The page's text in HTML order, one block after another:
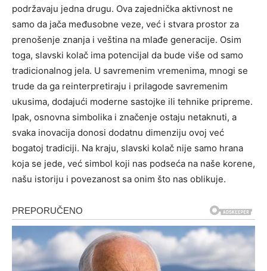
podržavaju jedna drugu. Ova zajednička aktivnost ne
samo da jača međusobne veze, već i stvara prostor za
prenošenje znanja i veština na mlađe generacije. Osim
toga, slavski kolač ima potencijal da bude više od samo
tradicionalnog jela. U savremenim vremenima, mnogi se
trude da ga reinterpretiraju i prilagode savremenim
ukusima, dodajući moderne sastojke ili tehnike pripreme.
Ipak, osnovna simbolika i značenje ostaju netaknuti, a
svaka inovacija donosi dodatnu dimenziju ovoj već
bogatoj tradiciji. Na kraju, slavski kolač nije samo hrana
koja se jede, već simbol koji nas podseća na naše korene,
našu istoriju i povezanost sa onim što nas oblikuje.